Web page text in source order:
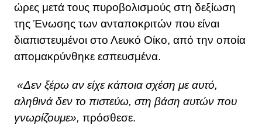
ώρες μετά τους πυροβολισμούς στη δεξίωση
της Ένωσης των ανταποκριτών που είναι
διαπιστευμένοι στο Λευκό Οίκο, από την οποία
απομακρύνθηκε εσπευσμένα.
«Δεν ξέρω αν είχε κάποια σχέση με αυτό,
αληθινά δεν το πιστεύω, στη βάση αυτών που
γνωρίζουμε», πρόσθεσε.